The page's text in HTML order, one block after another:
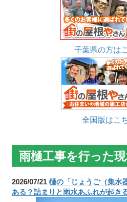
千葉県の方は
全国版はこ
雨樋工事を行った
2026/07/21 樋の「じょうご（集水
ある？詰まりと雨水あふれが起き